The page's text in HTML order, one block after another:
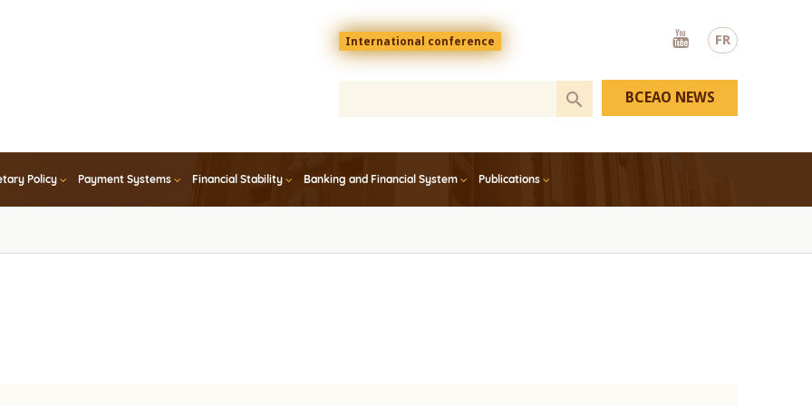
FR
Menu
top
En
International conference
Youtube
Policy Payment Systems Financial Stability Banking and Financial System Publications
BCEAO NEWS